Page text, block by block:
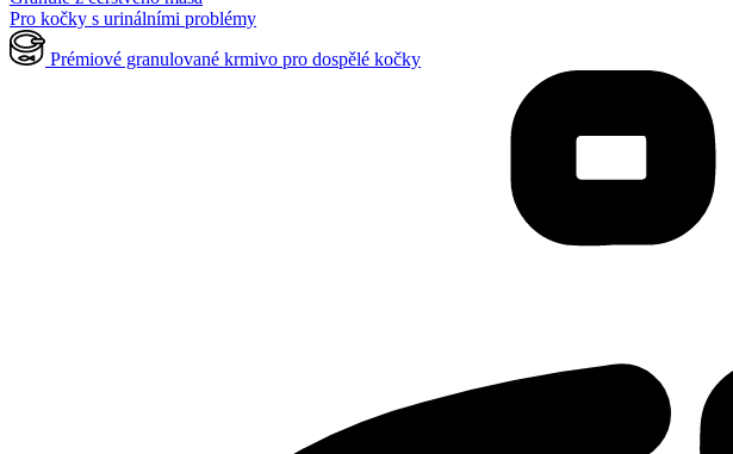
Pro kočky s urinálními problémy
Prémiové granulované krmivo pro dospělé kočky